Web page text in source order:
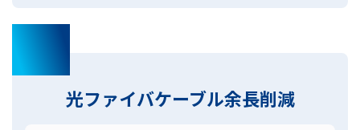
02
光ファイバケーブル余長削減